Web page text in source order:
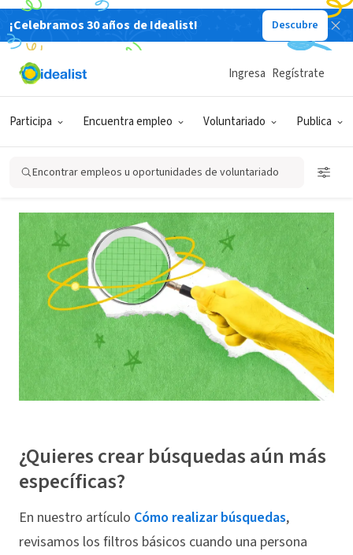
¡Celebramos 30 años de Idealist! Descubre
Participa Encuentra empleo Voluntariado Publica
Ingresa Regístrate
Encontrar empleos u oportunidades de voluntariado
Back
Usar filtros para hacer más
precisa tu búsqueda
¿Quieres crear búsquedas aún más
específicas?
En nuestro artículo Cómo realizar búsquedas,
revisamos los filtros básicos cuando una persona